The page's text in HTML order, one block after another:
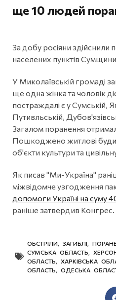
ще 10 людей
За добу росіяни здійснили
населених пунктів Сумщини.
У Миколаївській громаді
ще одна жінка та чоловік
постраждалі є у Сумській,
Путивльській,
Загалом поранення
Пошкоджено житлові
об'єкти культури та
Як писав "Ми-Україна"
міжвідомче узгодження
допомоги Україні на суму
раніше затвердив Конгрес.
ОБСТРІЛИ ЗАГИБЛІ
СУМСЬКА ОБЛАСТЬ
ОБЛАСТЬ
ХАРКІВСЬКА
ОБЛАСТЬ
ОДЕСЬКА